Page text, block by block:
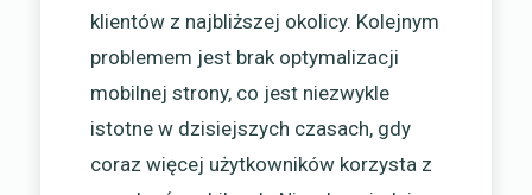
klientów z najbliższej okolicy. Kolejnym
problemem jest brak optymalizacji
mobilnej strony, co jest niezwykle
istotne w dzisiejszych czasach, gdy
coraz więcej użytkowników korzysta z